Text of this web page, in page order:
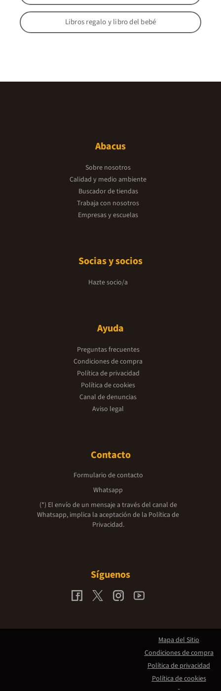
Libros regalo y libro del bebé
Abacus
Sobre nosotros
Calidad y medio ambiente
Buscador de tiendas
Trabaja con nosotros
Empresas y escuelas
Socias y socios
Hazte socio/a
Ayuda
Preguntas frecuentes
Condiciones de compra
Política de privacidad
Política de cookies
Canal de denuncias
Aviso legal
Contacto
Formulario de contacto
Whatsapp
(*) El envío de un mensaje a través del canal de
Whatsapp, implica la aceptación de la Política de
Privacidad.
Síguenos
Mapa del Sitio
Condiciones de compra
Política de privacidad
Política de cookies